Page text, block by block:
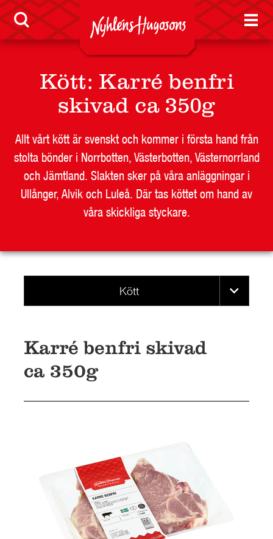
Nyheter
LEVERANTÖR
BUTIKSSIDA
RESTAURANG OCH STORHUSHÅLL
SKOLA
JOBB
PRESS
Kött: Karré benfri
skivad ca 350g
Allt vårt kött är svenskt och kommer i första hand från
stolta bönder i Norrbotten, Västerbotten, Västernorrland
och Jämtland. Slakten sker på våra anläggningar i
Ullånger, Alvik och Luleå. Där tas köttet om hand av
våra skickliga styckare.
Kött
Karré benfri skivad
ca 350g